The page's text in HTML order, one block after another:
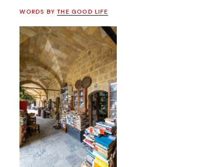
WORDS BYTHE GOOD LIFE